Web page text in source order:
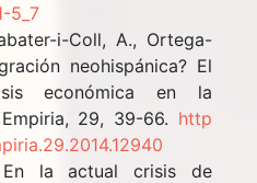
5_7
i-Coll, A., Ortega-
neohispánica? El
económica en la
29, 39-66. http
En la actual crisis de